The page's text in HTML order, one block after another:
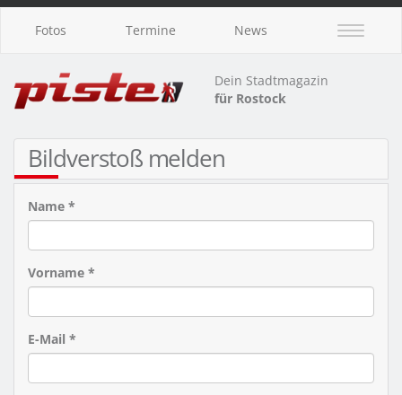
Fotos Termine News
Dein Stadtmagazin
für Rostock
Bildverstoß melden
Name *
Vorname *
E-Mail *